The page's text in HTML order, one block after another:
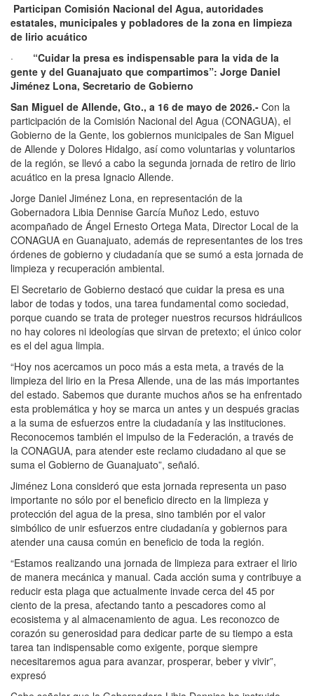
Participan Comisión Nacional del Agua, autoridades
estatales, municipales y pobladores de la zona en limpieza
de lirio acuático
· “Cuidar la presa es indispensable para la vida de la
gente y del Guanajuato que compartimos”: Jorge Daniel
Jiménez Lona, Secretario de Gobierno
San Miguel de Allende, Gto., a 16 de mayo de 2026.- Con la
participación de la Comisión Nacional del Agua (CONAGUA), el
Gobierno de la Gente, los gobiernos municipales de San Miguel
de Allende y Dolores Hidalgo, así como voluntarias y voluntarios
de la región, se llevó a cabo la segunda jornada de retiro de lirio
acuático en la presa Ignacio Allende.
Jorge Daniel Jiménez Lona, en representación de la
Gobernadora Libia Dennise García Muñoz Ledo, estuvo
acompañado de Ángel Ernesto Ortega Mata, Director Local de la
CONAGUA en Guanajuato, además de representantes de los tres
órdenes de gobierno y ciudadanía que se sumó a esta jornada de
limpieza y recuperación ambiental.
El Secretario de Gobierno destacó que cuidar la presa es una
labor de todas y todos, una tarea fundamental como sociedad,
porque cuando se trata de proteger nuestros recursos hidráulicos
no hay colores ni ideologías que sirvan de pretexto; el único color
es el del agua limpia.
“Hoy nos acercamos un poco más a esta meta, a través de la
limpieza del lirio en la Presa Allende, una de las más importantes
del estado. Sabemos que durante muchos años se ha enfrentado
esta problemática y hoy se marca un antes y un después gracias
a la suma de esfuerzos entre la ciudadanía y las instituciones.
Reconocemos también el impulso de la Federación, a través de
la CONAGUA, para atender este reclamo ciudadano al que se
suma el Gobierno de Guanajuato”, señaló.
Jiménez Lona consideró que esta jornada representa un paso
importante no sólo por el beneficio directo en la limpieza y
protección del agua de la presa, sino también por el valor
simbólico de unir esfuerzos entre ciudadanía y gobiernos para
atender una causa común en beneficio de toda la región.
“Estamos realizando una jornada de limpieza para extraer el lirio
de manera mecánica y manual. Cada acción suma y contribuye a
reducir esta plaga que actualmente invade cerca del 45 por
ciento de la presa, afectando tanto a pescadores como al
ecosistema y al almacenamiento de agua. Les reconozco de
corazón su generosidad para dedicar parte de su tiempo a esta
tarea tan indispensable como exigente, porque siempre
necesitaremos agua para avanzar, prosperar, beber y vivir”,
expresó